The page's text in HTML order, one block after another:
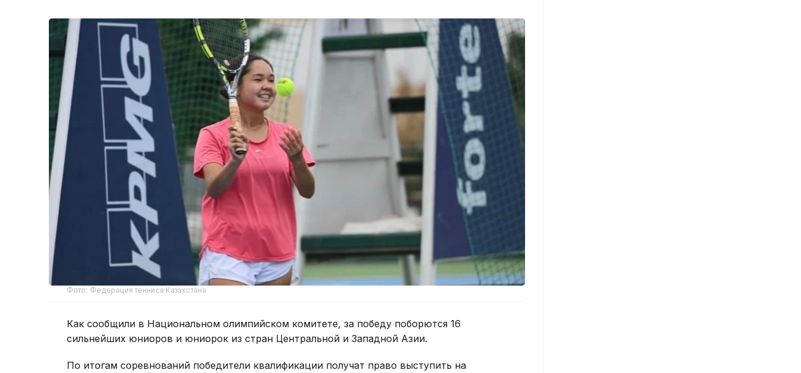
Фото: Федерация тенниса Казахстана
Как сообщили в Национальном олимпийском комитете, за победу поборются 16
сильнейших юниоров и юниорок из стран Центральной и Западной Азии.
По итогам соревнований победители квалификации получат право выступить на